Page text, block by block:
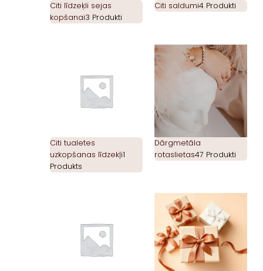
Citi līdzeķli sejas
kopšanai3 Produkti
Citi saldumi4 Produkti
Citi tualetes
uzkopšanas līdzekļi1
Produkts
Dārgmetāla
rotaslietas47 Produkti